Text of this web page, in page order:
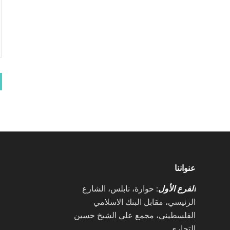
عنواننا
الفرع الأول: حوارة، نابلس، الشارع
الرئيسي، مقابل البنك الاسلامي
الفلسطيني، مجمع علي الشيخ حسين